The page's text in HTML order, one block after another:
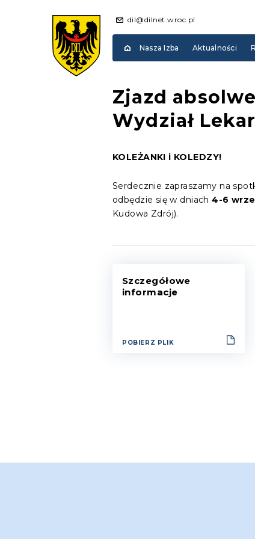
dil@dilnet.wroc.pl
Nasza Izba Aktualności
Zjazd
Wydział
KOLEŻANKI i KOLEDZY!
Serdecznie zapraszamy na
odbędzie się w dniach4-6
Kudowa Zdrój).
Szczegółowe
informacje
POBIERZ PLIK